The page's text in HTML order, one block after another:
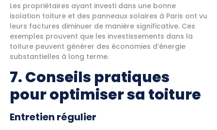
Les propriétaires ayant investi dans une bonne
isolation toiture et des panneaux solaires à Paris ont vu
leurs factures diminuer de manière significative. Ces
exemples prouvent que les investissements dans la
toiture peuvent générer des économies d’énergie
substantielles à long terme.
7. Conseils pratiques
pour optimiser sa toiture
Entretien régulier